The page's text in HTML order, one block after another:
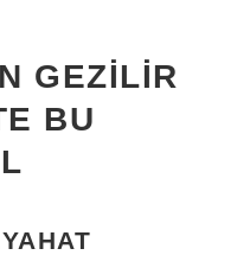
GEZILIR
BU